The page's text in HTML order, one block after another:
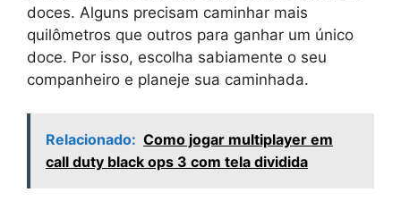
doces. Alguns precisam caminhar mais
quilômetros que outros para ganhar um único
doce. Por isso, escolha sabiamente o seu
companheiro e planeje sua caminhada.
Relacionado: Como jogar multiplayer em
call duty black ops 3 com tela dividida